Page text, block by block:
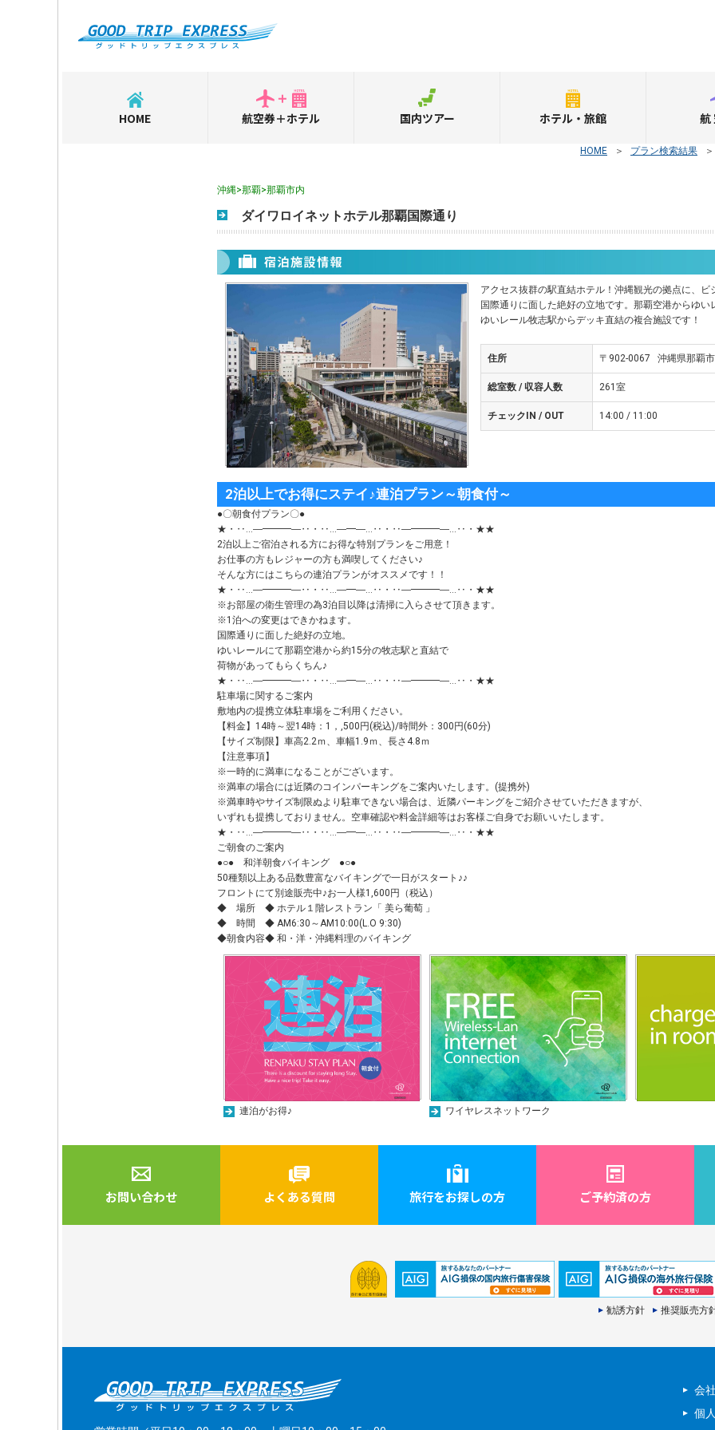
HOME 航空券＋ホテル 国内ツアー ホテル・旅館
HOME ＞ プラン検索結果 ＞
沖縄>那覇>那覇市内
ダイワロイネットホテル那覇国際通り
アクセス抜群の駅直結ホテル！沖縄観光の拠点に、ビ
国際通りに面した絶好の立地です。那覇空港からゆい
ゆいレール牧志駅からデッキ直結の複合施設です！
住所 〒902-0067 沖縄県那覇市
総室数 / 収容人数 261室
チェックIN / OUT 14:00 / 11:00
2泊以上でお得にステイ♪連泊プラン～朝食付～
●〇朝食付プラン〇●
★・‥…―━━━―‥・‥…―━―…‥・‥―━━━―…‥・★★
2泊以上ご宿泊される方にお得な特別プランをご用意！
お仕事の方もレジャーの方も満喫してください♪
そんな方にはこちらの連泊プランがオススメです！！
★・‥…―━━━―‥・‥…―━―…‥・‥―━━━―…‥・★★
※お部屋の衛生管理の為3泊目以降は清掃に入らさせて頂きます。
※1泊への変更はできかねます。
国際通りに面した絶好の立地。
ゆいレールにて那覇空港から約15分の牧志駅と直結で
荷物があってもらくちん♪
★・‥…―━━━―‥・‥…―━―…‥・‥―━━━―…‥・★★
駐車場に関するご案内
敷地内の提携立体駐車場をご利用ください。
【料金】14時～翌14時：1，,500円(税込)/時間外：300円(60分)
【サイズ制限】車高2.2ｍ、車幅1.9ｍ、長さ4.8ｍ
【注意事項】
※一時的に満車になることがございます。
※満車の場合には近隣のコインパーキングをご案内いたします。(提携外)
※満車時やサイズ制限ぬより駐車できない場合は、近隣パーキングをご紹介させていただきますが、
いずれも提携しておりません。空車確認や料金詳細等はお客様ご自身でお願いいたします。
★・‥…―━━━―‥・‥…―━―…‥・‥―━━━―…‥・★★
ご朝食のご案内
●○● 和洋朝食バイキング ●○●
50種類以上ある品数豊富なバイキングで一日がスタート♪♪
フロントにて別途販売中♪お一人様1,600円（税込）
◆ 場所 ◆ ホテル１階レストラン「 美ら葡萄 」
◆ 時間 ◆ AM6:30～AM10:00(L.O 9:30)
◆朝食内容◆ 和・洋・沖縄料理のバイキング
連泊がお得♪ ワイヤレスネットワーク
お問い合わせ よくある質問 旅行をお探しの方 ご予約済の方
勧誘方針 推奨販売方
会
個